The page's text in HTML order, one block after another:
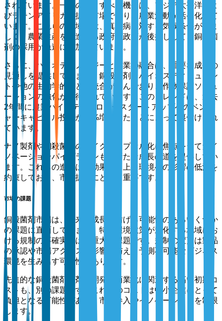
されています。一つの注目すべき機会は、アジア太平洋およ
びラテンアメリカの拡大市場であり、農業活動が活発化して
います。これらの地域では、真菌病に対する気候条件が好ま
しく、農業生産を促進する政府の政策が後押しして、銅殺菌
剤の採用が急速に増加しています。
さらに、バイオテクノロジーと農業の融合は、重要な成長の
見通しを提供しています。銅殺菌剤とバイオスティミュラン
トや他の生物学的剤との統合が進んでおり、作物保護ソリュ
ーションの強化が期待されています。このトレンドは、過去
2年間に農業バイオテクノロジースタートアップへのベンチ
ャーキャピタル投資が30%増加したことによって裏付けられ
ています。
ナノ製剤や銅殺菌剤のマイクロカプセル化に焦点を当てたイ
ノベーションパイプラインも、新たな成長の道を提供してい
ます。これらの進展は、効果の向上と環境への影響の低減を
約束しており、市場拡大にとって重要です。
市場の課題
銅殺菌剤市場は、将来の成長を妨げる可能性のあるいくつか
の課題に直面しています。特に環境政策が進化する地域にお
ける規制の不確実性は、重大な課題です。規制の変更は製品
の承認や市場アクセスに影響を与え、予測不可能なビジネス
環境を生み出す可能性があります。
先進的な銅殺菌剤製剤の開発と商業化に関連する高い初期コ
ストも、別の課題です。これらのコストは中小企業にとって
負担となる可能性があり、市場参入やイノベーションを制限
します。